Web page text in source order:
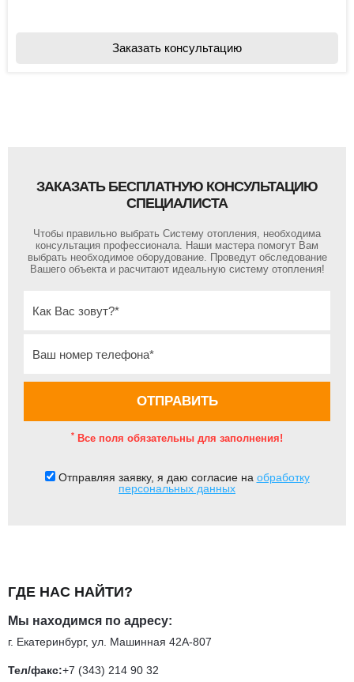
Заказать консультацию
ЗАКАЗАТЬ БЕСПЛАТНУЮ КОНСУЛЬТАЦИЮ
СПЕЦИАЛИСТА
Чтобы правильно выбрать Систему отопления, необходима
консультация профессионала. Наши мастера помогут Вам
выбрать необходимое оборудование. Проведут обследование
Вашего объекта и расчитают идеальную систему отопления!
* Все поля обязательны для заполнения!
Отправляя заявку, я даю согласие на обработку
персональных данных
ГДЕ НАС НАЙТИ?
Мы находимся по адресу:
г. Екатеринбург, ул. Машинная 42А-807
Тел/факс:+7 (343) 214 90 32